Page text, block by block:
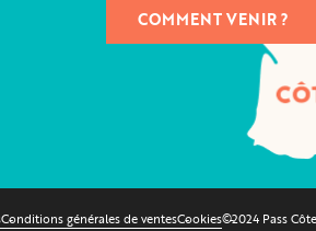
COMMENT VENIR ?
Conditions générales de ventesCookies©2024 Pass